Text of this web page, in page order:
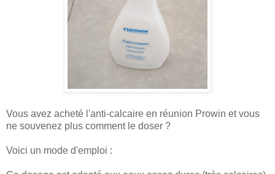
Vous avez acheté l'anti-calcaire en réunion Prowin et vous
ne souvenez plus comment le doser ?
Voici un mode d'emploi :